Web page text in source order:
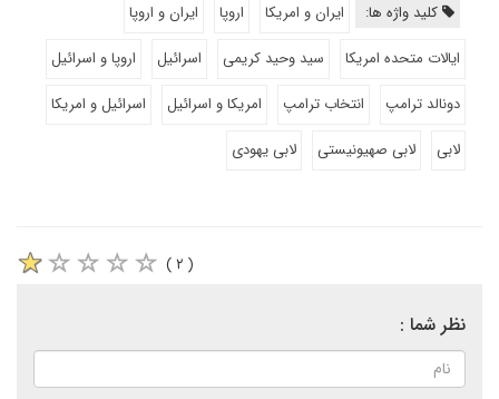
کلید واژه ها: ایران و امریکا اروپا
ایران و اروپا
ایالات متحده امریکا
سید وحید کریمی اسرائیل
اروپا و اسرائیل
دونالد ترامپ
انتخاب ترامپ امریکا و اسرائیل
اسرائیل و امریکا
لابی
لابی صهیونیستی لابی یهودی
( ۲ )
نظر شما :